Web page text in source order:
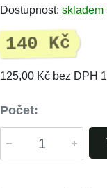
Dostupnost: skladem
140 Kč
125,00 Kč bez DPH
Počet: